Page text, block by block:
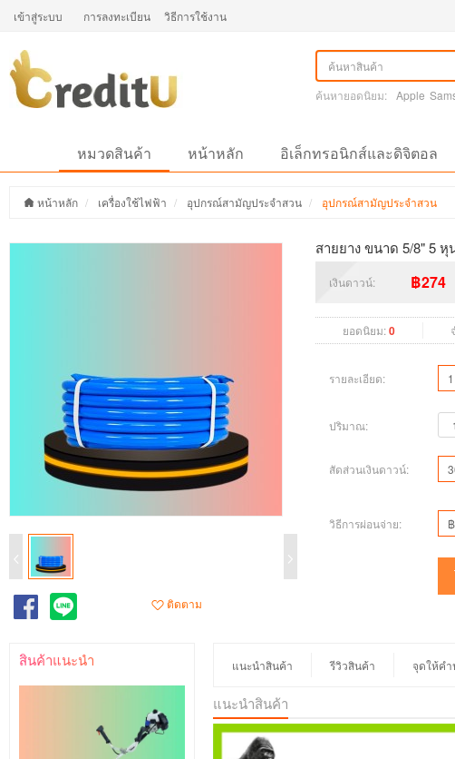
เข้าสู่ระบบ การลงทะเบียน วิธีการใช้งาน
ค้นหายอดนิยม: Apple
หมวดสินค้า หน้าหลัก อิเล็กทรอนิกส์และดิจิตอล
หน้าหลัก เครื่องใช้ไฟฟ้า อุปกรณ์สามัญประจำสวน อุปกรณ์สามัญประจำสวน
ติดตาม
สายยาง ขนาด 5/8" 5 หุ
เงินดาวน์: ฿274
ยอดนิยม:0
รายละเอียด:
ปริมาณ:
สัดส่วนเงินดาวน์:
วิธีการผ่อนจ่าย:
สินค้าแนะนำ แนะนำสินค้า รีวิวสินค้า จุดให้ค
แนะนำสินค้า